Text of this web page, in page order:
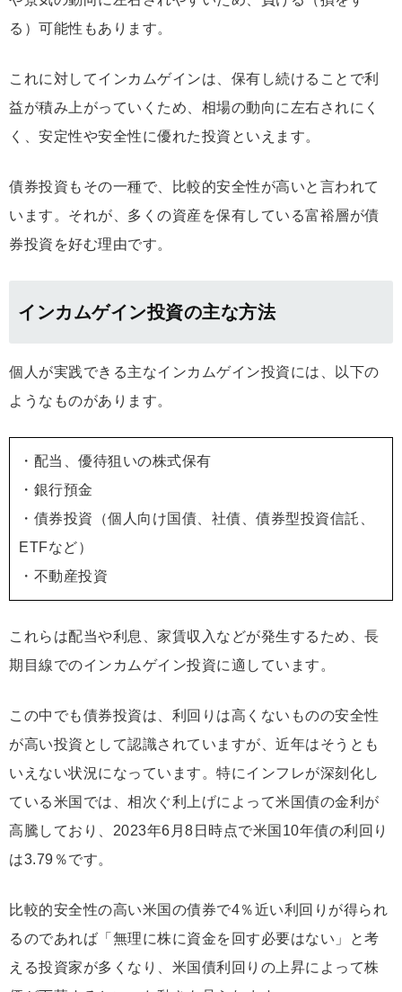
る）可能性もあります。
これに対してインカムゲインは、保有し続けることで利
益が積み上がっていくため、相場の動向に左右されにく
く、安定性や安全性に優れた投資といえます。
債券投資もその一種で、比較的安全性が高いと言われて
います。それが、多くの資産を保有している富裕層が債
券投資を好む理由です。
インカムゲイン投資の主な方法
個人が実践できる主なインカムゲイン投資には、以下の
ようなものがあります。
・配当、優待狙いの株式保有
・銀行預金
・債券投資（個人向け国債、社債、債券型投資信託、
ETFなど）
・不動産投資
これらは配当や利息、家賃収入などが発生するため、長
期目線でのインカムゲイン投資に適しています。
この中でも債券投資は、利回りは高くないものの安全性
が高い投資として認識されていますが、近年はそうとも
いえない状況になっています。特にインフレが深刻化し
ている米国では、相次ぐ利上げによって米国債の金利が
高騰しており、2023年6月8日時点で米国10年債の利回り
は3.79％です。
比較的安全性の高い米国の債券で4％近い利回りが得られ
るのであれば「無理に株に資金を回す必要はない」と考
える投資家が多くなり、米国債利回りの上昇によって株